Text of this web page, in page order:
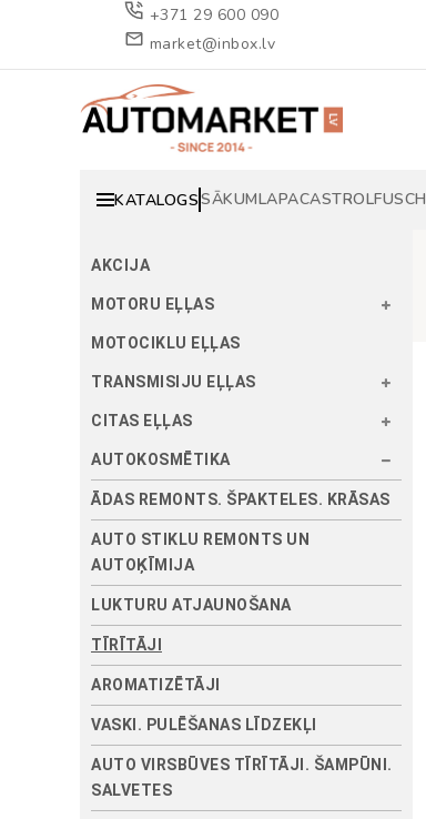
+371 29 600 090
market@inbox.lv
KATALOGSSĀKUMLAPACASTROLFUSCH
AKCIJA
MOTORU EĻĻAS
MOTOCIKLU EĻĻAS
TRANSMISIJU EĻĻAS
CITAS EĻĻAS
AUTOKOSMĒTIKA
ĀDAS REMONTS. ŠPAKTELES. KRĀSAS
AUTO STIKLU REMONTS UN
AUTOĶĪMIJA
LUKTURU ATJAUNOŠANA
TĪRĪTĀJI
AROMATIZĒTĀJI
VASKI. PULĒŠANAS LĪDZEKĻI
AUTO VIRSBŪVES TĪRĪTĀJI. ŠAMPŪNI.
SALVETES